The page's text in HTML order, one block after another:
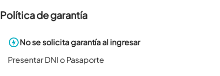
Política de garantía
No se solicita garantía al ingresar
Presentar DNI o Pasaporte